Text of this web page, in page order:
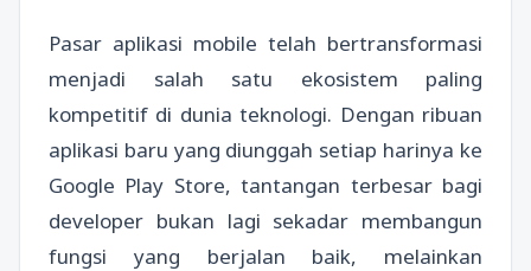
Pasar aplikasi mobile telah bertransformasi
menjadi salah satu ekosistem paling
kompetitif di dunia teknologi. Dengan ribuan
aplikasi baru yang diunggah setiap harinya ke
Google Play Store, tantangan terbesar bagi
developer bukan lagi sekadar membangun
fungsi yang berjalan baik, melainkan